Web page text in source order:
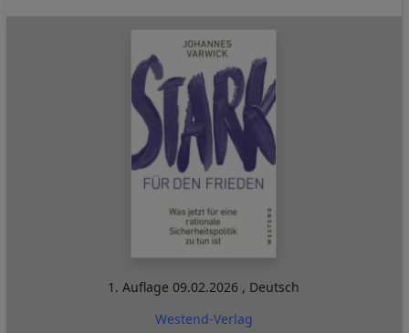
1. Auflage09.02.2026 , Deutsch
Westend-Verlag